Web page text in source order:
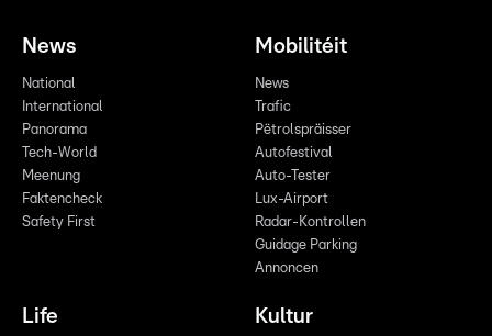
News
National
International
Panorama
Tech-World
Meenung
Faktencheck
Safety First
Mobilitéit
News
Trafic
Pëtrolspräisser
Autofestival
Auto-Tester
Lux-Airport
Radar-Kontrollen
Guidage Parking
Annoncen
Life Kultur